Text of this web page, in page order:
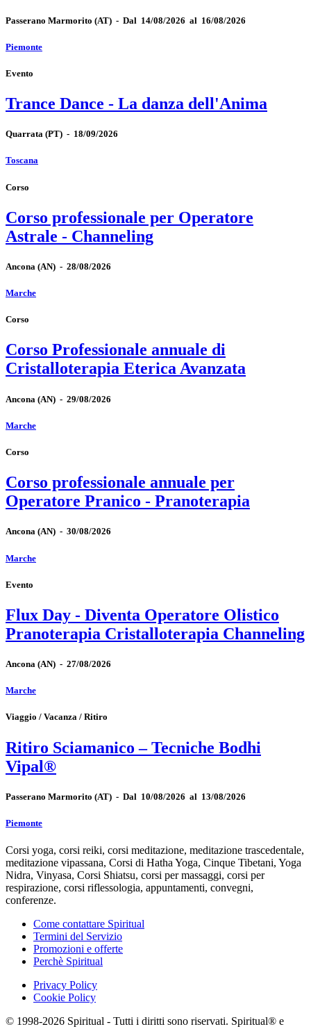
Passerano Marmorito (AT) - Dal 14/08/2026 al 16/08/2026
Piemonte
Evento
Trance Dance - La danza dell'Anima
Quarrata (PT) - 18/09/2026
Toscana
Corso
Corso professionale per Operatore
Astrale - Channeling
Ancona (AN) - 28/08/2026
Marche
Corso
Corso Professionale annuale di
Cristalloterapia Eterica Avanzata
Ancona (AN) - 29/08/2026
Marche
Corso
Corso professionale annuale per
Operatore Pranico - Pranoterapia
Ancona (AN) - 30/08/2026
Marche
Evento
Flux Day - Diventa Operatore Olistico
Pranoterapia Cristalloterapia Channeling
Ancona (AN) - 27/08/2026
Marche
Viaggio / Vacanza / Ritiro
Ritiro Sciamanico – Tecniche Bodhi
Vipal®
Passerano Marmorito (AT) - Dal 10/08/2026 al 13/08/2026
Piemonte
Corsi yoga, corsi reiki, corsi meditazione, meditazione trascedentale,
meditazione vipassana, Corsi di Hatha Yoga, Cinque Tibetani, Yoga
Nidra, Vinyasa, Corsi Shiatsu, corsi per massaggi, corsi per
respirazione, corsi riflessologia, appuntamenti, convegni,
conferenze.
Come contattare Spiritual
Termini del Servizio
Promozioni e offerte
Perchè Spiritual
Privacy Policy
Cookie Policy
© 1998-2026 Spiritual - Tutti i diritti sono riservati. Spiritual® e